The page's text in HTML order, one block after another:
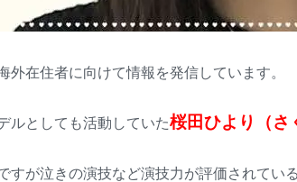
外在住者に向けて情報を発信しています。
ルとしても活動していた桜田ひより（
すが泣きの演技など演技力が評価されてい